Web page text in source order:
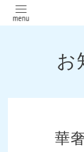
お
華